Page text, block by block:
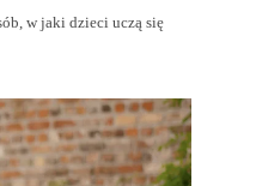
w jaki dzieci uczą się